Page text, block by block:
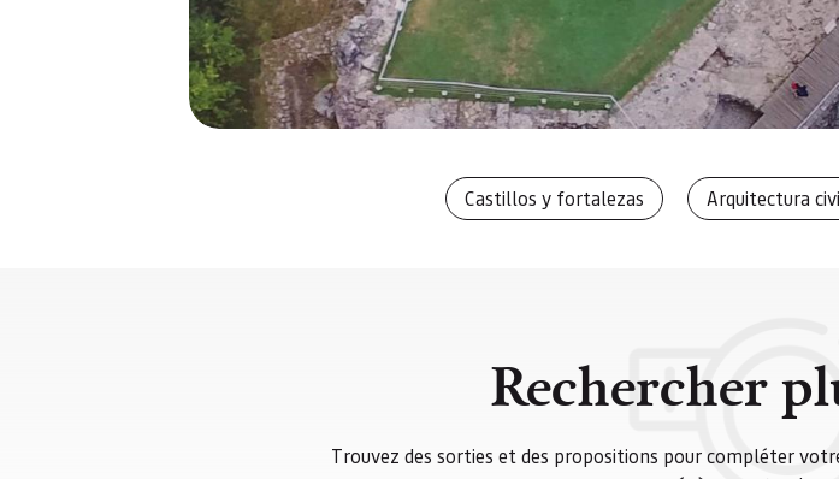
Castillos y fortalezas Arquitectura
Rechercher
Trouvez des sorties et des propositions pour compléter